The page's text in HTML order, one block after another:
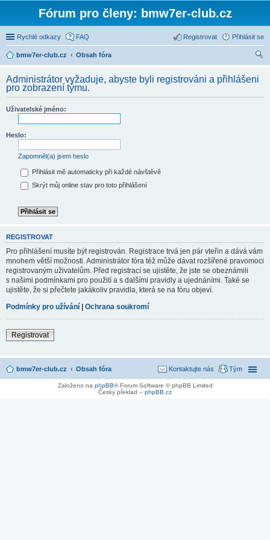
Fórum pro členy: bmw7er-club.cz
Rychlé odkazy FAQ Přihlásit se
Registrovat
bmw7er-club.cz
Obsah fóra
Administrátor vyžaduje, abyste byli registrováni a přihlášeni
pro zobrazení týmu.
Uživatelské jméno:
Heslo:
Zapomněl(a) jsem heslo
Přihlásit mě automaticky při každé návštěvě
Skrýt můj online stav pro toto přihlášení
REGISTROVAT
Pro přihlášení musíte být registrován. Registrace trvá jen pár vteřin a dává vám
mnohem větší možnosti. Administrátor fóra též může dávat rozšířené pravomoci
registrovaným uživatelům. Před registrací se ujistěte, že jste se obeznámili
s našimi podmínkami pro použití a s dalšími pravidly a ujednáními. Také se
ujistěte, že si přečtete jakákoliv pravidla, která se na fóru objeví.
Podmínky pro užívání | Ochrana soukromí
Registrovat
bmw7er-club.cz Obsah fóra Tým
Kontaktujte nás
Založeno na phpBB® Forum Software © phpBB Limited
Český překlad – phpBB.cz